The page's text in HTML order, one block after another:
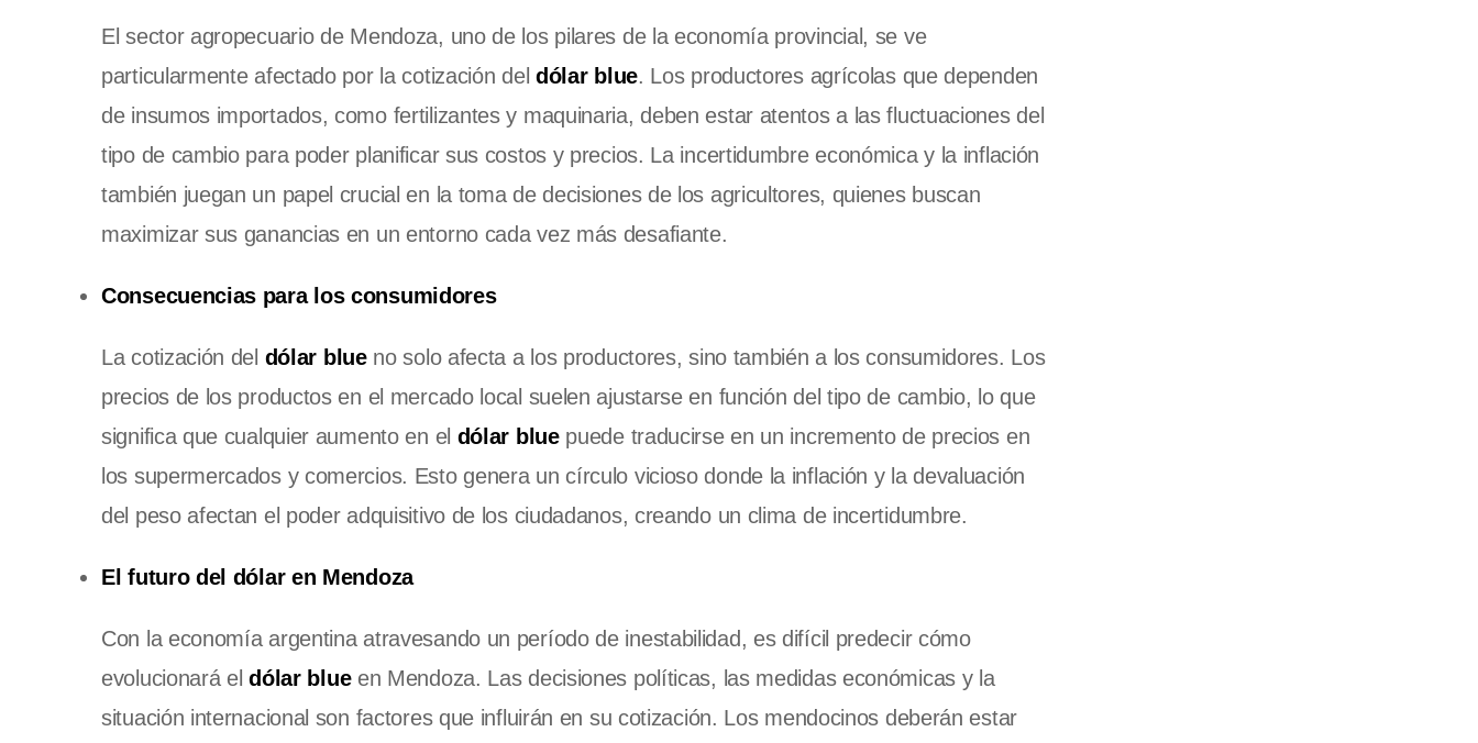
El sector agropecuario de Mendoza, uno de los pilares de la economía provincial, se ve
particularmente afectado por la cotización del dólar blue. Los productores agrícolas que dependen
de insumos importados, como fertilizantes y maquinaria, deben estar atentos a las fluctuaciones del
tipo de cambio para poder planificar sus costos y precios. La incertidumbre económica y la inflación
también juegan un papel crucial en la toma de decisiones de los agricultores, quienes buscan
maximizar sus ganancias en un entorno cada vez más desafiante.
Consecuencias para los consumidores
La cotización del dólar blueno solo afecta a los productores, sino también a los consumidores. Los
precios de los productos en el mercado local suelen ajustarse en función del tipo de cambio, lo que
significa que cualquier aumento en el dólar bluepuede traducirse en un incremento de precios en
los supermercados y comercios. Esto genera un círculo vicioso donde la inflación y la devaluación
del peso afectan el poder adquisitivo de los ciudadanos, creando un clima de incertidumbre.
El futuro del dólar en Mendoza
Con la economía argentina atravesando un período de inestabilidad, es difícil predecir cómo
evolucionará eldólar blueen Mendoza. Las decisiones políticas, las medidas económicas y la
situación internacional son factores que influirán en su cotización. Los mendocinos deberán estar